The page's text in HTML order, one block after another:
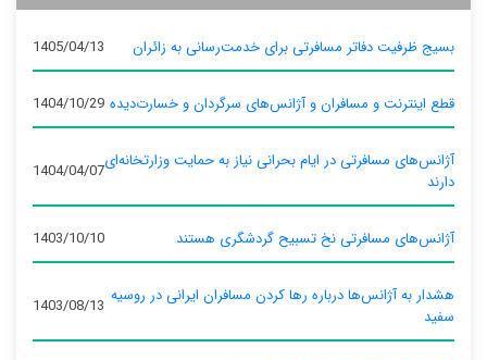
بسیج ظرفیت دفاتر مسافرتی برای خدمت‌رسانی به زائران 1405/04/13
قطع اینترنت و مسافران و آژانس‌های سرگردان و خسارت‌دیده 1404/10/29
آژانس‌های مسافرتی در ایام بحرانی نیاز به حمایت وزارتخانه‌ای
دارند
1404/04/07
آژانس‌های مسافرتی نخ تسبیح گردشگری هستند 1403/10/10
هشدار به آژانس‌ها درباره رها کردن مسافران ایرانی در روسیه
سفید
1403/08/13